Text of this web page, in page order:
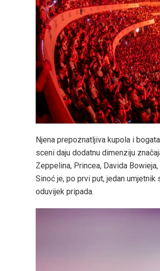
Njena prepoznatljiva kupola i
sceni daju dodatnu dimenziju
Zeppelina, Princea, Davida
Sinoć je, po prvi put, jedan
oduvijek pripada.